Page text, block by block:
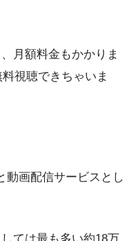
月額料金もかかりま
視聴できちゃいま
動画配信サービスとし